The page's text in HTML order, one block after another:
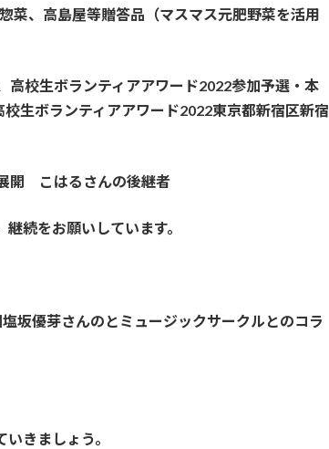
、高島屋等贈答品（マスマス元肥野菜を活用
校生ボランティアアワード2022参加予選・本
生ボランティアアワード2022東京都新宿区新宿
こはるさんの後継者
続をお願いしています。
優芽さんのとミュージックサークルとのコラ
きましょう。